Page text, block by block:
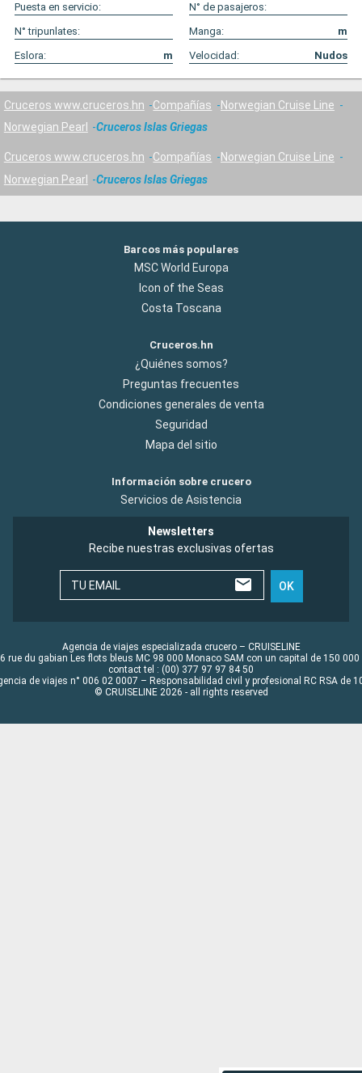
Puesta en servicio:
N° de pasajeros:
N° tripunlates:
Manga:
m
Eslora:
m Velocidad: Nudos
Cruceros www.cruceros.hn Compañías
Norwegian Cruise Line
Norwegian Pearl
Cruceros Islas Griegas
Cruceros www.cruceros.hn Compañías
Norwegian Cruise Line
Norwegian Pearl
Cruceros Islas Griegas
Barcos más populares
MSC World Europa
Icon of the Seas
Costa Toscana
Cruceros.hn
¿Quiénes somos?
Preguntas frecuentes
Condiciones generales de venta
Seguridad
Mapa del sitio
Información sobre crucero
Servicios de Asistencia
Newsletters
Recibe nuestras exclusivas ofertas
TU EMAIL OK
Agencia de viajes especializada crucero – CRUISELINE
rue du gabian Les flots bleus MC 98 000 Monaco SAM con un capital de 150 000
contact tel : (00) 377 97 97 84 50
de viajes n° 006 02 0007 – Responsabilidad civil y profesional RC RSA de
© CRUISELINE 2026 - all rights reserved